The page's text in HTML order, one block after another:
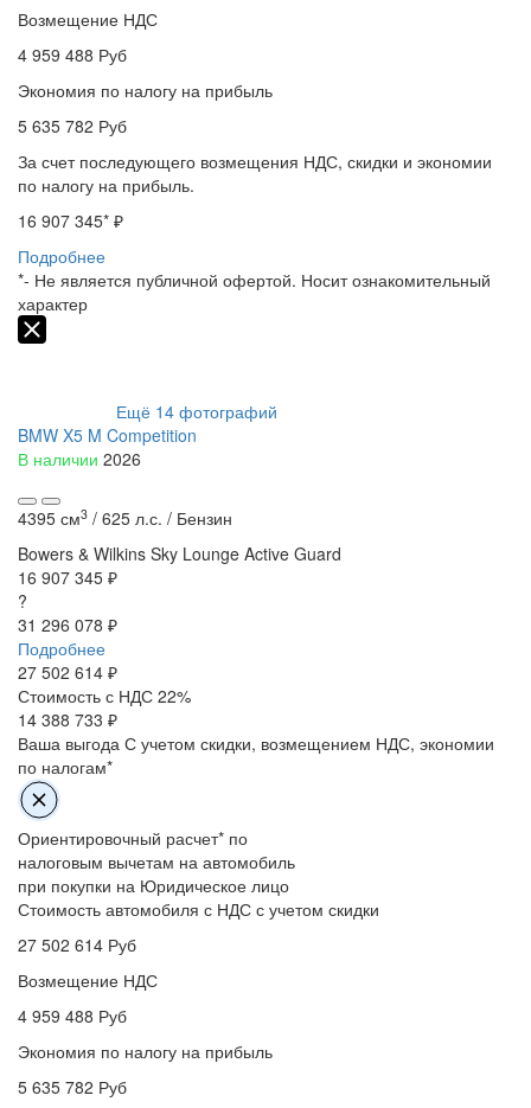
Возмещение НДС
4 959 488 Руб
Экономия по налогу на прибыль
5 635 782 Руб
За счет последующего возмещения НДС, скидки и экономии
по налогу на прибыль.
16 907 345* ₽
Подробнее
*- Не является публичной офертой. Носит ознакомительный
характер
Ещё 14 фотографий
BMW X5 M Competition
В наличии 2026
4395 см3 / 625 л.с. / Бензин
Bowers & Wilkins Sky Lounge Active Guard
16 907 345 ₽
?
31 296 078 ₽
Подробнее
27 502 614 ₽
Стоимость с НДС 22%
14 388 733 ₽
Ваша выгода С учетом скидки, возмещением НДС, экономии
по налогам*
Ориентировочный расчет* по
налоговым вычетам на автомобиль
при покупки на Юридическое лицо
Стоимость автомобиля с НДС с учетом скидки
27 502 614 Руб
Возмещение НДС
4 959 488 Руб
Экономия по налогу на прибыль
5 635 782 Руб